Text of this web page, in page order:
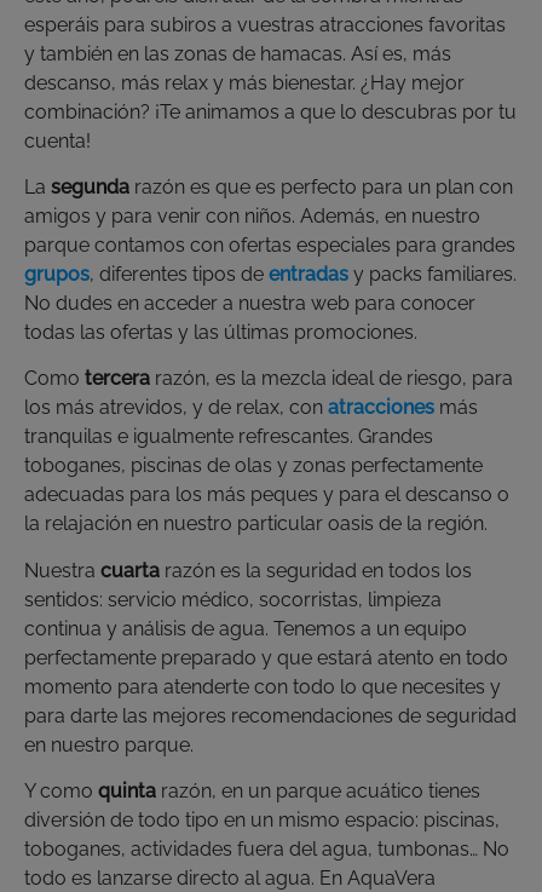
esperáis para subiros a vuestras atracciones favoritas
y también en las zonas de hamacas. Así es, más
descanso, más relax y más bienestar. ¿Hay mejor
combinación? ¡Te animamos a que lo descubras por tu
cuenta!
La segunda razón es que es perfecto para un plan con
amigos y para venir con niños. Además, en nuestro
parque contamos con ofertas especiales para grandes
grupos, diferentes tipos de entradas y packs familiares.
No dudes en acceder a nuestra web para conocer
todas las ofertas y las últimas promociones.
Como tercera razón, es la mezcla ideal de riesgo, para
los más atrevidos, y de relax, con atracciones más
tranquilas e igualmente refrescantes. Grandes
toboganes, piscinas de olas y zonas perfectamente
adecuadas para los más peques y para el descanso o
la relajación en nuestro particular oasis de la región.
Nuestra cuarta razón es la seguridad en todos los
sentidos: servicio médico, socorristas, limpieza
continua y análisis de agua. Tenemos a un equipo
perfectamente preparado y que estará atento en todo
momento para atenderte con todo lo que necesites y
para darte las mejores recomendaciones de seguridad
en nuestro parque.
Y como quinta razón, en un parque acuático tienes
diversión de todo tipo en un mismo espacio: piscinas,
toboganes, actividades fuera del agua, tumbonas… No
todo es lanzarse directo al agua. En AquaVera